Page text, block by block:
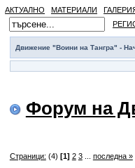
АКТУАЛНО МАТЕРИАЛИ
Движение "Воини на Тангра" -
Форум на
Страници: (4) [1] 2 3... последна »